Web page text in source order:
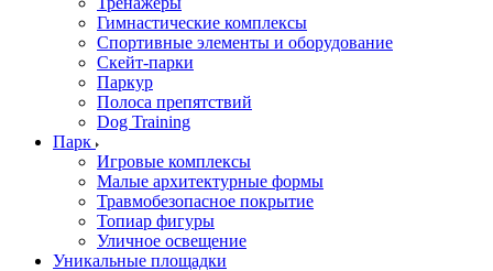
Гимнастические комплексы
Спортивные элементы и оборудование
Скейт-парки
Паркур
Полоса препятствий
Dog Training
Парк
Игровые комплексы
Малые архитектурные формы
Травмобезопасное покрытие
Топиар фигуры
Уличное освещение
Уникальные площадки